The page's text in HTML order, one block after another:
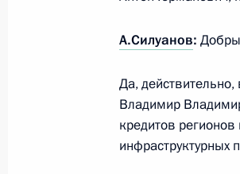
Встреча с
6 марта 2025 года,
А.Силуанов:
Да,
Владимир
кредитов
инфраструктурных